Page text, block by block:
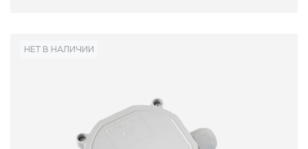
НЕТ В НАЛИЧИИ